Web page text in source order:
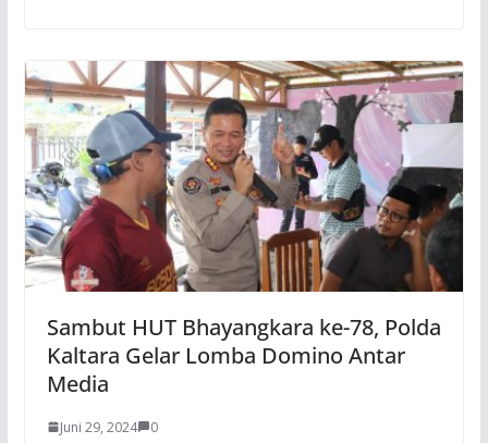
Sambut HUT Bhayangkara ke-78, Polda
Kaltara Gelar Lomba Domino Antar
Media
Juni 29, 2024 0